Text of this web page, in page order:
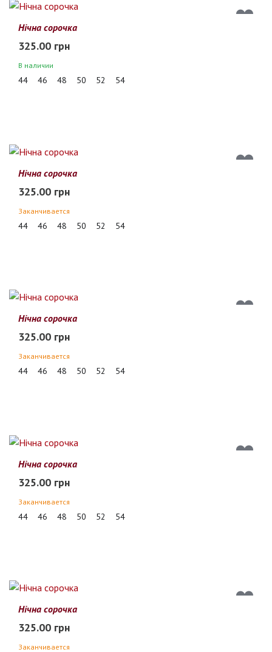
Нічна сорочка
325.00 грн
В наличии
44 46 48 50 52 54
Нічна сорочка
325.00 грн
Заканчивается
44 46 48 50 52 54
Нічна сорочка
325.00 грн
Заканчивается
44 46 48 50 52 54
Нічна сорочка
325.00 грн
Заканчивается
44 46 48 50 52 54
Нічна сорочка
325.00 грн
Заканчивается